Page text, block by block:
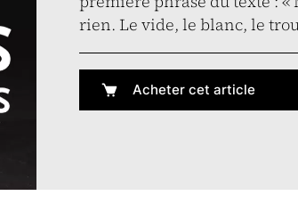
rien. Le vide, le blanc, le
Acheter cet article